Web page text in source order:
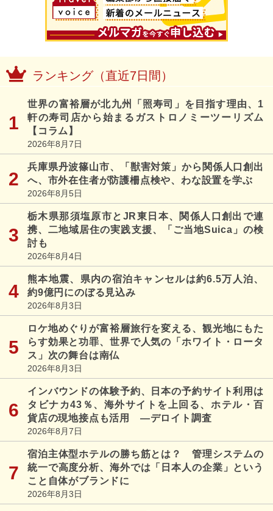
ランキング（直近7日間）
世界の富裕層が北九州「照寿司」を目指す理由、1
軒の寿司店から始まるガストロノミーツーリズム
【コラム】
2026年8月7日
兵庫県丹波篠山市、「獣害対策」から関係人口創出
へ、市外在住者が防護柵点検や、わな設置を学ぶ
2026年8月5日
栃木県那須塩原市とJR東日本、関係人口創出で連
携、二地域居住の実践支援、「ご当地Suica」の検
討も
2026年8月4日
熊本地震、県内の宿泊キャンセルは約6.5万人泊、
約9億円にのぼる見込み
2026年8月3日
ロケ地めぐりが富裕層旅行を変える、観光地にもた
らす効果と功罪、世界で人気の「ホワイト・ロータ
ス」次の舞台は南仏
2026年8月3日
インバウンドの体験予約、日本の予約サイト利用は
タビナカ43％、海外サイトを上回る、ホテル・百
貨店の現地接点も活用 ―デロイト調査
2026年8月7日
宿泊主体型ホテルの勝ち筋とは？ 管理システムの
統一で高度分析、海外では「日本人の企業」という
こと自体がブランドに
2026年8月3日